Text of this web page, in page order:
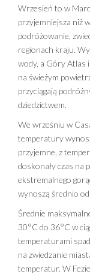
Wrzesień to w
przyjemniejsza niż
podróżowanie,
regionach kraju.
wody, a Góry Atlas
na świeżym
przyciągają
dziedzictwem.
We wrześniu w
temperatury
przyjemne, z
doskonały czas na
ekstremalnego
wynoszą średnio
Średnie
30°C do 36°C w
temperaturami
na zwiedzanie
temperatur. W